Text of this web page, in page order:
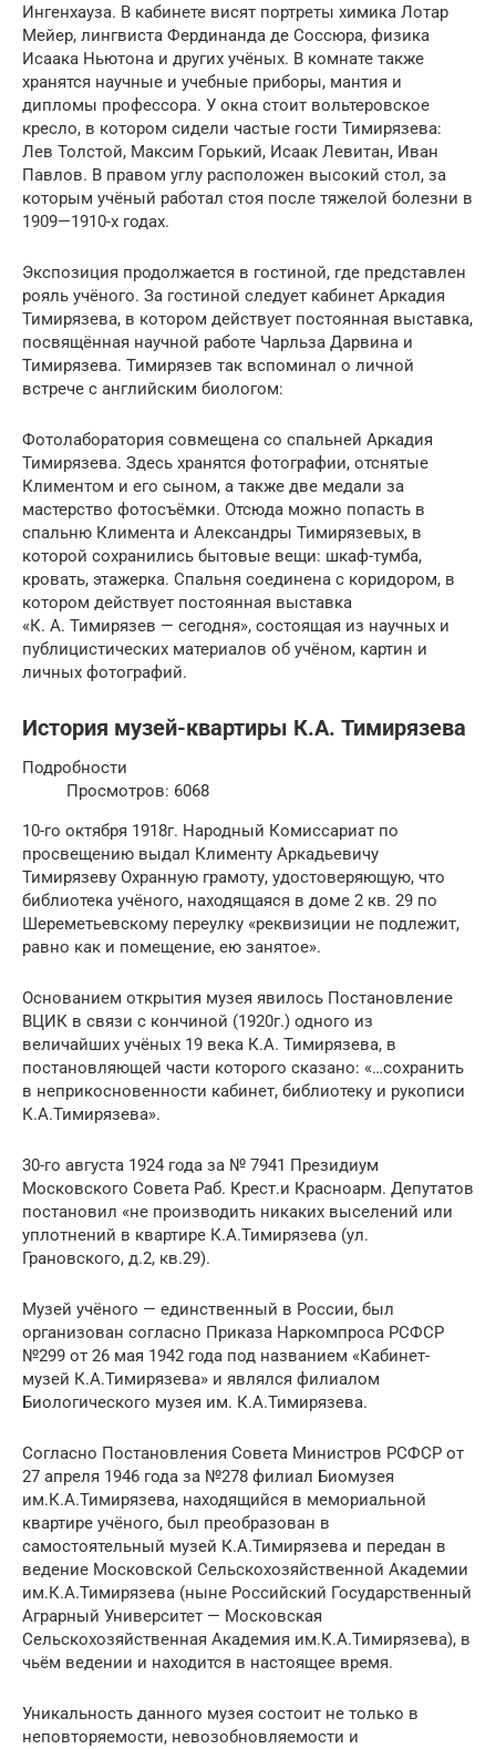
Ингенхауза. В кабинете висят портреты химика Лотар
Мейер, лингвиста Фердинанда де Соссюра, физика
Исаака Ньютона и других учёных. В комнате также
хранятся научные и учебные приборы, мантия и
дипломы профессора. У окна стоит вольтеровское
кресло, в котором сидели частые гости Тимирязева:
Лев Толстой, Максим Горький, Исаак Левитан, Иван
Павлов. В правом углу расположен высокий стол, за
которым учёный работал стоя после тяжелой болезни в
1909—1910-х годах.
Экспозиция продолжается в гостиной, где представлен
рояль учёного. За гостиной следует кабинет Аркадия
Тимирязева, в котором действует постоянная выставка,
посвящённая научной работе Чарльза Дарвина и
Тимирязева. Тимирязев так вспоминал о личной
встрече с английским биологом:
Фотолаборатория совмещена со спальней Аркадия
Тимирязева. Здесь хранятся фотографии, отснятые
Климентом и его сыном, а также две медали за
мастерство фотосъёмки. Отсюда можно попасть в
спальню Климента и Александры Тимирязевых, в
которой сохранились бытовые вещи: шкаф-тумба,
кровать, этажерка. Спальня соединена с коридором, в
котором действует постоянная выставка
«К. А. Тимирязев — сегодня», состоящая из научных и
публицистических материалов об учёном, картин и
личных фотографий.
История музей-квартиры К.А. Тимирязева
Подробности
Просмотров: 6068
10-го октября 1918г. Народный Комиссариат по
просвещению выдал Клименту Аркадьевичу
Тимирязеву Охранную грамоту, удостоверяющую, что
библиотека учёного, находящаяся в доме 2 кв. 29 по
Шереметьевскому переулку «реквизиции не подлежит,
равно как и помещение, ею занятое».
Основанием открытия музея явилось Постановление
ВЦИК в связи с кончиной (1920г.) одного из
величайших учёных 19 века К.А. Тимирязева, в
постановляющей части которого сказано: «…сохранить
в неприкосновенности кабинет, библиотеку и рукописи
К.А.Тимирязева».
30-го августа 1924 года за № 7941 Президиум
Московского Совета Раб. Крест.и Красноарм. Депутатов
постановил «не производить никаких выселений или
уплотнений в квартире К.А.Тимирязева (ул.
Грановского, д.2, кв.29).
Музей учёного — единственный в России, был
организован согласно Приказа Наркомпроса РСФСР
№299 от 26 мая 1942 года под названием «Кабинет-
музей К.А.Тимирязева» и являлся филиалом
Биологического музея им. К.А.Тимирязева.
Согласно Постановления Совета Министров РСФСР от
27 апреля 1946 года за №278 филиал Биомузея
им.К.А.Тимирязева, находящийся в мемориальной
квартире учёного, был преобразован в
самостоятельный музей К.А.Тимирязева и передан в
ведение Московской Сельскохозяйственной Академии
им.К.А.Тимирязева (ныне Российский Государственный
Аграрный Университет — Московская
Сельскохозяйственная Академия им.К.А.Тимирязева), в
чьём ведении и находится в настоящее время.
Уникальность данного музея состоит не только в
неповторяемости, невозобновляемости и